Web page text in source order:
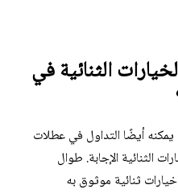
الثنائية في
أيضًا التداول في عطلات
الثنائية الإجابة. طوال
ثنائية موثوق به